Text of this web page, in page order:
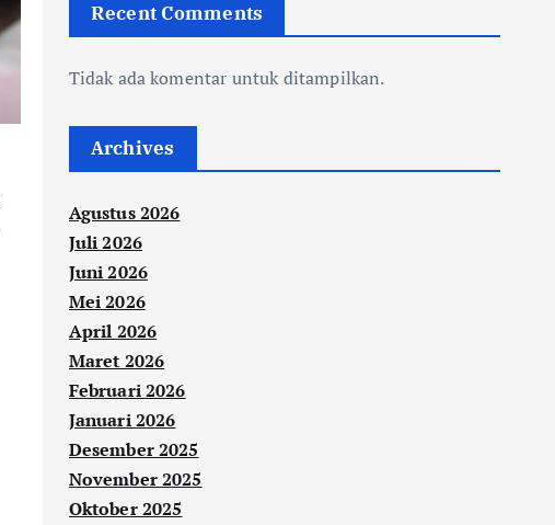
Recent Comments
Tidak ada komentar untuk ditampilkan.
Archives
Agustus 2026
Juli 2026
Juni 2026
Mei 2026
April 2026
Maret 2026
Februari 2026
Januari 2026
Desember 2025
November 2025
Oktober 2025